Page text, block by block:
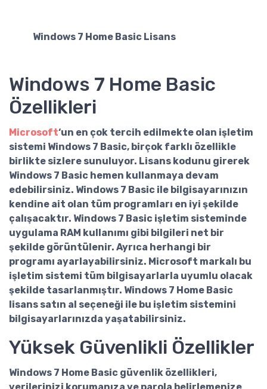
Windows 7 Home Basic Lisans
Windows 7 Home Basic
Özellikleri
Microsoft‘un en çok tercih edilmekte olan işletim
sistemi Windows 7 Basic, birçok farklı özellikle
birlikte sizlere sunuluyor. Lisans kodunu girerek
Windows 7 Basic hemen kullanmaya devam
edebilirsiniz. Windows 7 Basic ile bilgisayarınızın
kendine ait olan tüm programları en iyi şekilde
çalışacaktır. Windows 7 Basic işletim sisteminde
uygulama RAM kullanımı gibi bilgileri net bir
şekilde görüntülenir. Ayrıca herhangi bir
programı ayarlayabilirsiniz. Microsoft markalı bu
işletim sistemi tüm bilgisayarlarla uyumlu olacak
şekilde tasarlanmıştır. Windows 7 Home Basic
lisans satın al seçeneği ile bu işletim sistemini
bilgisayarlarınızda yaşatabilirsiniz.
Yüksek Güvenlikli Özellikler
Windows 7 Home Basic güvenlik özellikleri,